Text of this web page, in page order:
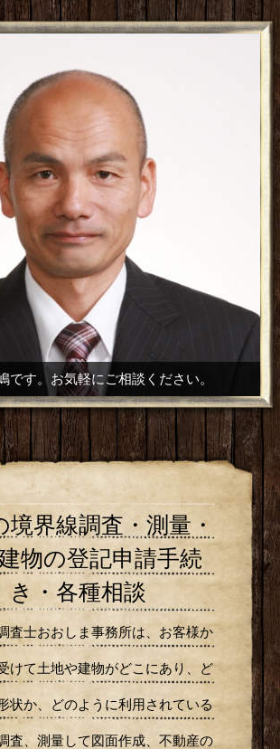
です。お気軽にご相談ください。
システム・アクアス５（ファイブ）
境界線調査・測量・
物の登記申請手続
き・各種相談
査士おおしま事務所は、お客様か
けて土地や建物がどこにあり、ど
状か、どのように利用されている
査、測量して図面作成、不動産の
る登記の申請手続きなどを行って
います。